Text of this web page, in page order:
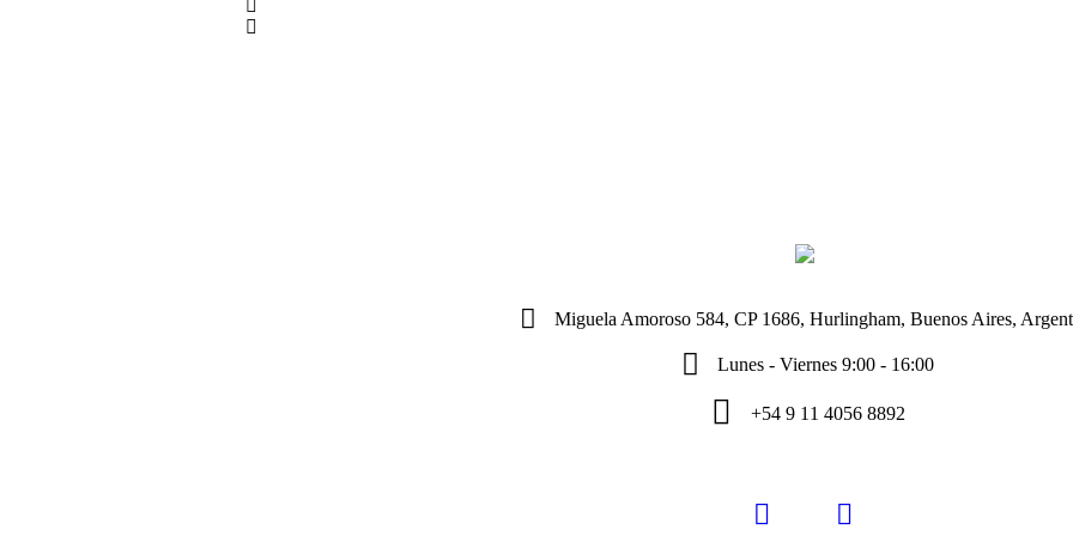
Miguela Amoroso 584, CP 1686, Hurlingham, Buenos Aires,
Lunes - Viernes 9:00 - 16:00
+54 9 11 4056 8892